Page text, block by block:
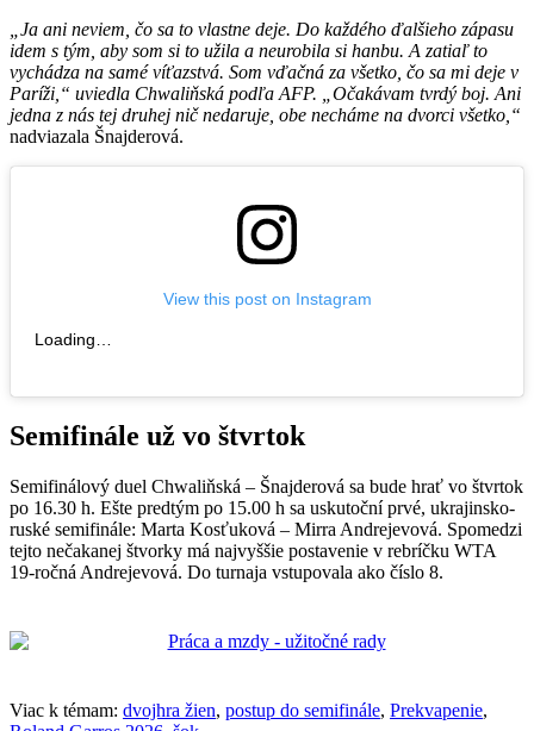
„Ja ani neviem, čo sa to vlastne deje. Do každého ďalšieho zápasu
idem s tým, aby som si to užila a neurobila si hanbu. A zatiaľ to
vychádza na samé víťazstvá. Som vďačná za všetko, čo sa mi deje v
Paríži,“ uviedla Chwaliňská podľa AFP. „Očakávam tvrdý boj. Ani
jedna z nás tej druhej nič nedaruje, obe necháme na dvorci všetko,“
nadviazala Šnajderová.
View this post on Instagram
Loading…
Semifinále už vo štvrtok
Semifinálový duel Chwaliňská – Šnajderová sa bude hrať vo štvrtok
po 16.30 h. Ešte predtým po 15.00 h sa uskutoční prvé, ukrajinsko-
ruské semifinále: Marta Kosťuková – Mirra Andrejevová. Spomedzi
tejto nečakanej štvorky má najvyššie postavenie v rebríčku WTA
19-ročná Andrejevová. Do turnaja vstupovala ako číslo 8.
Viac k témam: dvojhra žien, postup do semifinále, Prekvapenie,